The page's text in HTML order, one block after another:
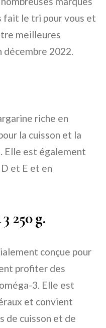
fait le tri pour vous et
meilleures
décembre 2022.
riche en
la cuisson et la
Elle est également
et E et en
250 g.
conçue pour
profiter des
3. Elle est
et convient
de cuisson et de